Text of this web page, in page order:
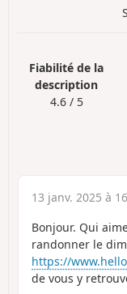
Fiabilité de la
description
4.6 / 5
13 janv. 2025 à
Bonjour. Qui
randonner le
https://
de vous y